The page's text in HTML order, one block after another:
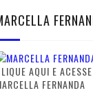
AQUI E
FERNANDA